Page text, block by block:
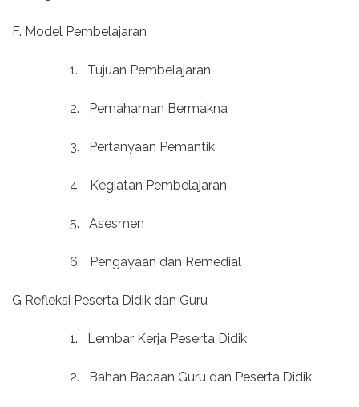
F. Model Pembelajaran
1. Tujuan Pembelajaran
2. Pemahaman Bermakna
3. Pertanyaan Pemantik
4. Kegiatan Pembelajaran
5. Asesmen
6. Pengayaan dan Remedial
G Refleksi Peserta Didik dan Guru
1. Lembar Kerja Peserta Didik
2. Bahan Bacaan Guru dan Peserta Didik